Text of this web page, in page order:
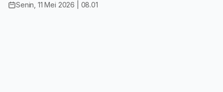
Senin, 11 Mei 2026 | 08.01